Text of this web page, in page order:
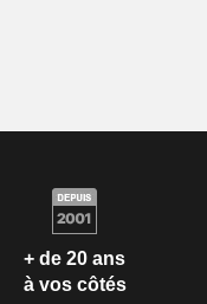
+ de 20 ans
à vos côtés